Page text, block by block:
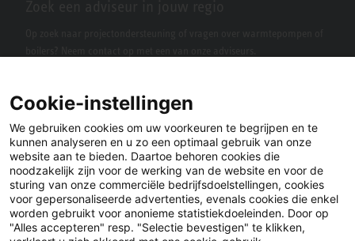
LinkedIn Facebook X
Cookie-instellingen
We gebruiken cookies om uw voorkeuren te begrijpen en te
kunnen analyseren en u zo een optimaal gebruik van onze
website aan te bieden. Daartoe behoren cookies die
noodzakelijk zijn voor de werking van de website en voor de
sturing van onze commerciële bedrijfsdoelstellingen, cookies
voor gepersonaliseerde advertenties, evenals cookies die enkel
worden gebruikt voor anonieme statistiekdoeleinden. Door op
"Alles accepteren" resp. "Selectie bevestigen" te klikken,